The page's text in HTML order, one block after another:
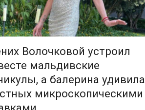
Волочковой устроил
мальдивские
а балерина удивила
микроскопическими